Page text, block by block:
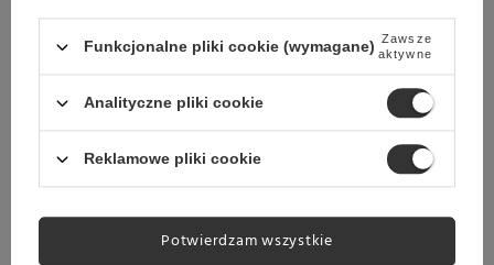
Wysyłka jeszcze dzisiaj
Towar dostępny w magazynie
Darmowa dostawa
Okazja
Tabletki odkamieniające Bosch 2w1 311821 / 311974
Funkcjonalne pliki cookie (wymagane) Zawsze
aktywne
Analityczne pliki cookie
Reklamowe pliki cookie
Potwierdzam wszystkie